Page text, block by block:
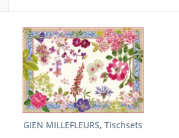
GIEN MILLEFLEURS, Tischsets